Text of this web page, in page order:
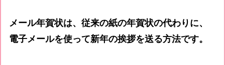
メール年賀状は、従来の紙の年賀状の代わりに、
電子メールを使って新年の挨拶を送る方法です。